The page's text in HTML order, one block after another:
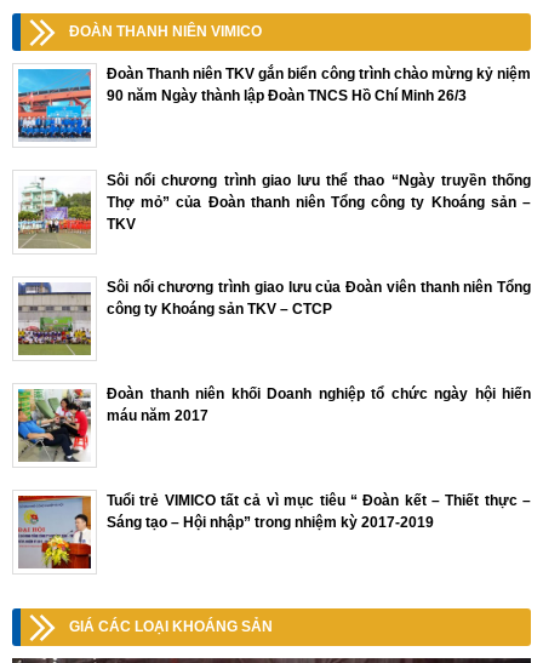
ĐOÀN THANH NIÊN VIMICO
Đoàn Thanh niên TKV gắn biển công trình chào mừng kỷ niệm
90 năm Ngày thành lập Đoàn TNCS Hồ Chí Minh 26/3
Sôi nổi chương trình giao lưu thể thao “Ngày truyền thống
Thợ mỏ” của Đoàn thanh niên Tổng công ty Khoáng sản –
TKV
Sôi nổi chương trình giao lưu của Đoàn viên thanh niên Tổng
công ty Khoáng sản TKV – CTCP
Đoàn thanh niên khối Doanh nghiệp tổ chức ngày hội hiến
máu năm 2017
Tuổi trẻ VIMICO tất cả vì mục tiêu “ Đoàn kết – Thiết thực –
Sáng tạo – Hội nhập” trong nhiệm kỳ 2017-2019
GIÁ CÁC LOẠI KHOÁNG SẢN